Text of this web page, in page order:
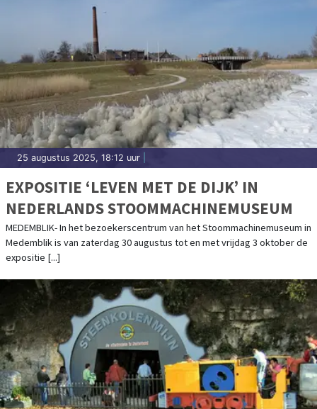
25 augustus 2025, 18:12 uur
EXPOSITIE ‘LEVEN MET DE DIJK’ IN
NEDERLANDS STOOMMACHINEMUSEUM
MEDEMBLIK- In het bezoekerscentrum van het Stoommachinemuseum in
Medemblik is van zaterdag 30 augustus tot en met vrijdag 3 oktober de
expositie [...]